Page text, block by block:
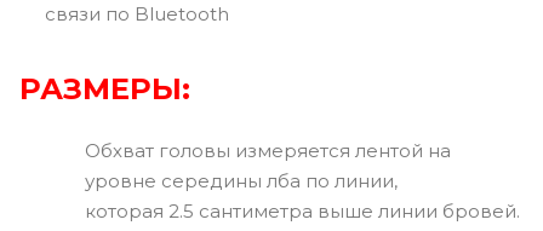
связи по Bluetooth
РАЗМЕРЫ:
Обхват головы измеряется лентой на
уровне середины лба по линии,
которая 2.5 сантиметра выше линии бровей.